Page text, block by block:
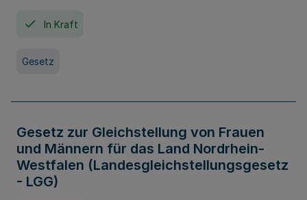
In Kraft
Gesetz
Gesetz zur Gleichstellung von Frauen
und Männern für das Land Nordrhein-
Westfalen (Landesgleichstellungsgesetz
- LGG)